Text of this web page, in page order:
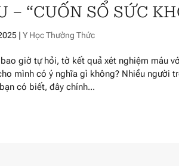
– “CUỐN SỔ SỨC
|Y Học Thường Thức
giờ tự hỏi, tờ kết quả xét nghiệm máu
mình có ý nghĩa gì không? Nhiều người
có biết, đây chính...